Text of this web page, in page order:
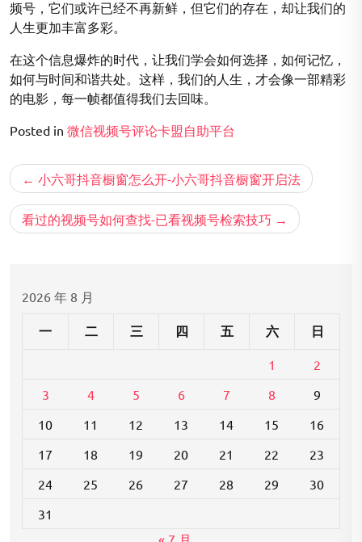
频号，它们或许已经不再新鲜，但它们的存在，却让我们的
人生更加丰富多彩。
在这个信息爆炸的时代，让我们学会如何选择，如何记忆，
如何与时间和谐共处。这样，我们的人生，才会像一部精彩
的电影，每一帧都值得我们去回味。
Posted in 微信视频号评论卡盟自助平台
文
章
导
小六哥抖音橱窗怎么开-小六哥抖音橱窗开启法
看过的视频号如何查找-已看视频号检索技巧
2026 年 8 月
一 二 三 四 五 六 日
1
2
3
4 5 6 7 8
9
10
11 12 13 14 15
16
17
18 19 20 21 22
23
24
25 26 27 28 29
30
31
« 7 月